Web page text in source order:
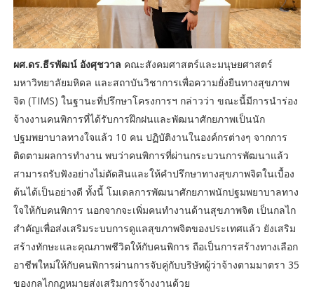
ผศ.ดร.ธีรพัฒน์ อังศุชวาล คณะสังคมศาสตร์และมนุษยศาสตร์
มหาวิทยาลัยมหิดล และสถาบันวิชาการเพื่อความยั่งยืนทางสุขภาพ
จิต (TIMS) ในฐานะที่ปรึกษาโครงการฯ กล่าวว่า ขณะนี้มีการนำร่อง
จ้างงานคนพิการที่ได้รับการฝึกฝนและพัฒนาศักยภาพเป็นนัก
ปฐมพยาบาลทางใจแล้ว 10 คน ปฏิบัติงานในองค์กรต่างๆ จากการ
ติดตามผลการทำงาน พบว่าคนพิการที่ผ่านกระบวนการพัฒนาแล้ว
สามารถรับฟังอย่างไม่ตัดสินและให้คำปรึกษาทางสุขภาพจิตในเบื้อง
ต้นได้เป็นอย่างดี ทั้งนี้ โมเดลการพัฒนาศักยภาพนักปฐมพยาบาลทาง
ใจให้กับคนพิการ นอกจากจะเพิ่มคนทำงานด้านสุขภาพจิต เป็นกลไก
สำคัญเพื่อส่งเสริมระบบการดูแลสุขภาพจิตของประเทศแล้ว ยังเสริม
สร้างทักษะและคุณภาพชีวิตให้กับคนพิการ ถือเป็นการสร้างทางเลือก
อาชีพใหม่ให้กับคนพิการผ่านการจับคู่กับบริษัทผู้ว่าจ้างตามมาตรา 35
ของกลไกกฎหมายส่งเสริมการจ้างงานด้วย